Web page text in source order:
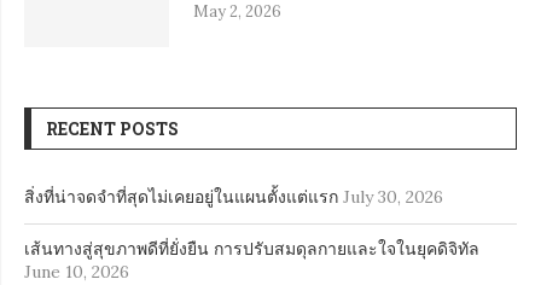
May 2, 2026
RECENT POSTS
สิ่งที่น่าจดจำที่สุดไม่เคยอยู่ในแผนตั้งแต่แรก July 30, 2026
เส้นทางสู่สุขภาพดีที่ยั่งยืน การปรับสมดุลกายและใจในยุคดิจิทัล
June 10, 2026